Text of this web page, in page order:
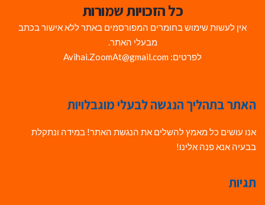
כל הזכויות שמורות
אין לעשות שימוש בחומרים המפורסמים באתר ללא אישור בכתב
מבעלי האתר.
לפרטים: Avihai.ZoomAt@gmail.com
האתר בתהליך הנגשה לבעלי מוגבלויות
אנו עושים כל מאמץ להשלים את הנגשת האתר! במידה ונתקלת
בבעיה אנא פנה אלינו!
תגיות